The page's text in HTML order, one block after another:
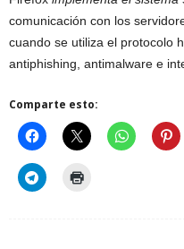
comunicación con los
cuando se utiliza el protocolo
antiphishing, antimalware e
Comparte esto: